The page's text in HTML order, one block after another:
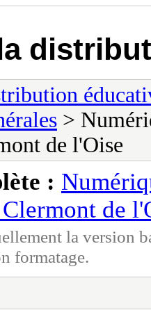
>
de l'Oise
:
de
la version
formatage.